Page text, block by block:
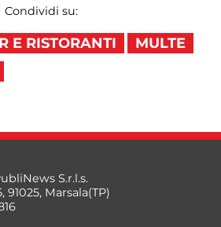
Condividi su:
E RISTORANTI
MULTE
S.r.l.s.
Marsala(TP)